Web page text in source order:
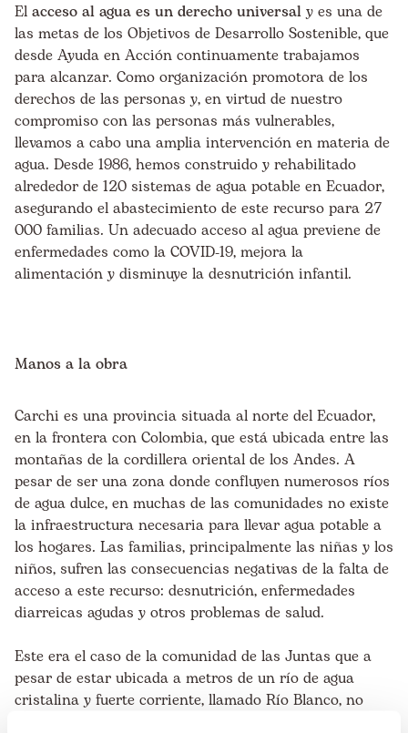
El acceso al agua es un derecho universaly es una de
las metas de los Objetivos de Desarrollo Sostenible, que
desde Ayuda en Acción continuamente trabajamos
para alcanzar. Como organización promotora de los
derechos de las personas y, en virtud de nuestro
compromiso con las personas más vulnerables,
llevamos a cabo una amplia intervención en materia de
agua. Desde 1986, hemos construido y rehabilitado
alrededor de 120 sistemas de agua potable en Ecuador,
asegurando el abastecimiento de este recurso para 27
000 familias. Un adecuado acceso al agua previene de
enfermedades como la COVID-19, mejora la
alimentación y disminuye la desnutrición infantil.
Manos a la obra
Carchi es una provincia situada al norte del Ecuador,
en la frontera con Colombia, que está ubicada entre las
montañas de la cordillera oriental de los Andes. A
pesar de ser una zona donde confluyen numerosos ríos
de agua dulce, en muchas de las comunidades no existe
la infraestructura necesaria para llevar agua potable a
los hogares. Las familias, principalmente las niñas y los
niños, sufren las consecuencias negativas de la falta de
acceso a este recurso: desnutrición, enfermedades
diarreicas agudas y otros problemas de salud.
Este era el caso de la comunidad de las Juntas que a
pesar de estar ubicada a metros de un río de agua
cristalina y fuerte corriente, llamado Río Blanco, no